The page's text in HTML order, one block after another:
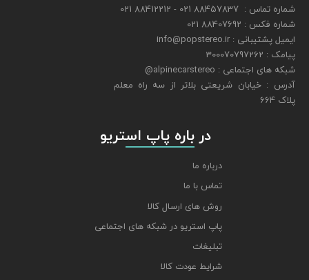
شماره تماس : 88457837 021 - 88412212 021
شماره فکس : 88407692 021
ایمیل پشتیبانی : info@popstereo.ir
پیامک : 300070797262
شبکه های اجتماعی : alpinecarstereo@
​​​​​​​آدرس : خیابان شریعتی بلاتر از سه راه معلم
پلاک 664
​​​​​​​ در باره پاپ استریو
درباره ما
تماس با ما
روش های ارسال کالا
پاپ استریو در شبکه های اجتماعی
تبلیغات
شرایط عودت کالا